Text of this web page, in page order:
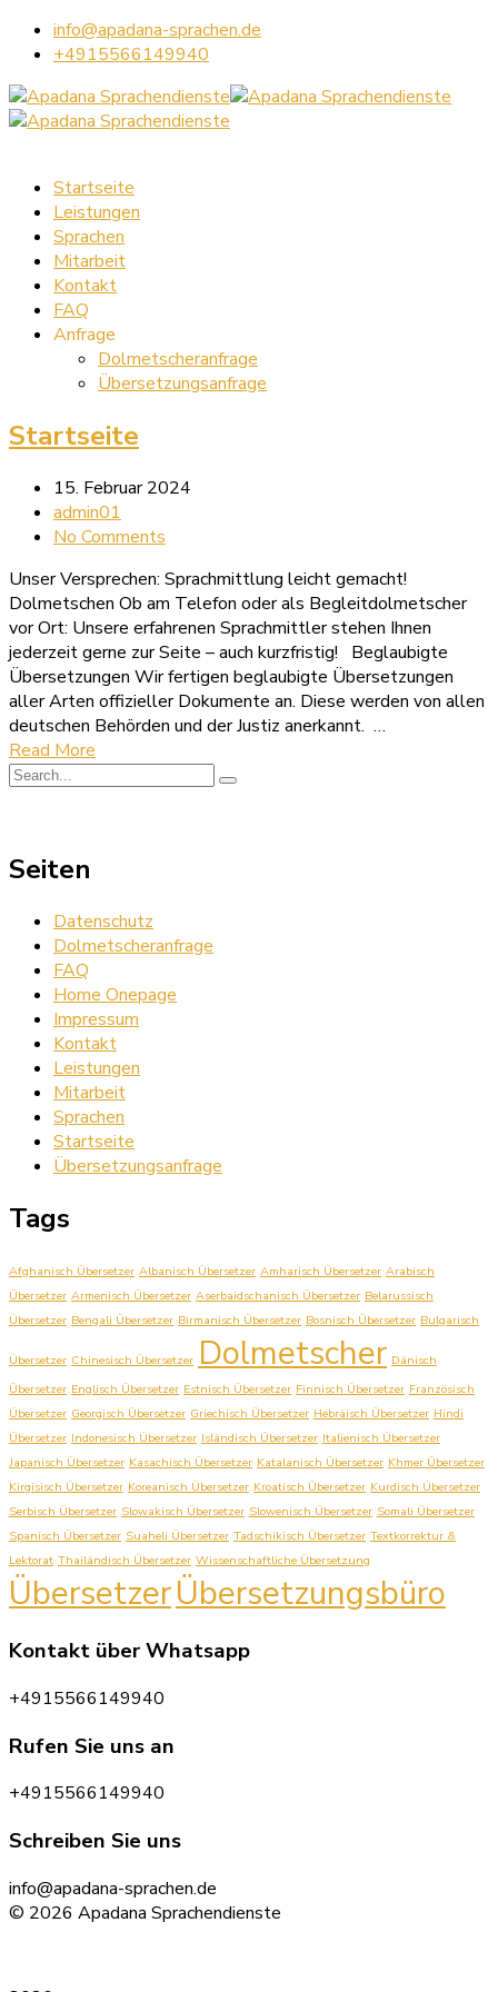
info@apadana-sprachen.de
+4915566149940
Startseite
Leistungen
Sprachen
Mitarbeit
Kontakt
FAQ
Anfrage
Dolmetscheranfrage
Übersetzungsanfrage
Startseite
15. Februar 2024
admin01
No Comments
Unser Versprechen: Sprachmittlung leicht gemacht!
Dolmetschen Ob am Telefon oder als Begleitdolmetscher
vor Ort: Unsere erfahrenen Sprachmittler stehen Ihnen
jederzeit gerne zur Seite – auch kurzfristig! Beglaubigte
Übersetzungen Wir fertigen beglaubigte Übersetzungen
aller Arten offizieller Dokumente an. Diese werden von allen
deutschen Behörden und der Justiz anerkannt. …
Read More
Seiten
Datenschutz
Dolmetscheranfrage
FAQ
Home Onepage
Impressum
Kontakt
Leistungen
Mitarbeit
Sprachen
Startseite
Übersetzungsanfrage
Tags
Afghanisch Übersetzer Albanisch Übersetzer Amharisch Übersetzer Arabisch
Übersetzer Armenisch Übersetzer Aserbaidschanisch Übersetzer Belarussisch
Übersetzer Bengali Übersetzer Birmanisch Übersetzer Bosnisch Übersetzer Bulgarisch
Übersetzer Chinesisch Übersetzer Dolmetscher Dänisch
Übersetzer Englisch Übersetzer Estnisch Übersetzer Finnisch Übersetzer Französisch
Übersetzer Georgisch Übersetzer Griechisch Übersetzer Hebräisch Übersetzer Hindi
Übersetzer Indonesisch Übersetzer Isländisch Übersetzer Italienisch Übersetzer
Japanisch Übersetzer Kasachisch Übersetzer Katalanisch Übersetzer Khmer Übersetzer
Kirgisisch Übersetzer Koreanisch Übersetzer Kroatisch Übersetzer Kurdisch Übersetzer
Serbisch Übersetzer Slowakisch Übersetzer Slowenisch Übersetzer Somali Übersetzer
Spanisch Übersetzer Suaheli Übersetzer Tadschikisch Übersetzer Textkorrektur &
Lektorat Thailändisch Übersetzer Wissenschaftliche Übersetzung
ÜbersetzerÜbersetzungsbüro
Kontakt über Whatsapp
+4915566149940
Rufen Sie uns an
+4915566149940
Schreiben Sie uns
info@apadana-sprachen.de
© 2026 Apadana Sprachendienste